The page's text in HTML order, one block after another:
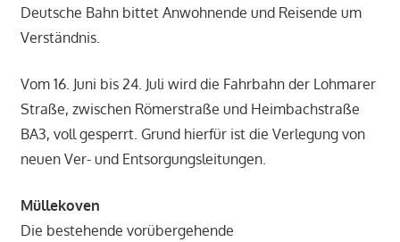
Deutsche Bahn bittet Anwohnende und Reisende um
Verständnis.
Vom 16. Juni bis 24. Juli wird die Fahrbahn der Lohmarer
Straße, zwischen Römerstraße und Heimbachstraße
BA3, voll gesperrt. Grund hierfür ist die Verlegung von
neuen Ver- und Entsorgungsleitungen.
Müllekoven
Die bestehende vorübergehende